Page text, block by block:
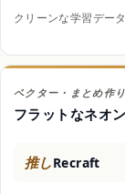
クリーンな学習デー
ベクター・まとめ作り
フラットなネオ
推しRecraft